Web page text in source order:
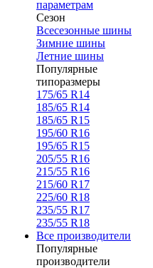
параметрам
Сезон
Всесезонные шины
Зимние шины
Летние шины
Популярные
типоразмеры
175/65 R14
185/65 R14
185/65 R15
195/60 R16
195/65 R15
205/55 R16
215/55 R16
215/60 R17
225/60 R18
235/55 R17
235/55 R18
Все производители
Популярные
производители